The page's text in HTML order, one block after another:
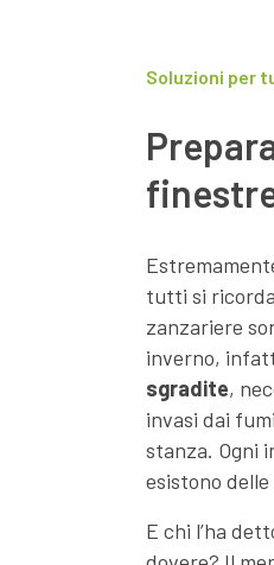
Soluzioni per
tutti si
zanzariere
inverno,
sgradite,
invasi dai
stanza. Ogni
esistono
E chi l’ha